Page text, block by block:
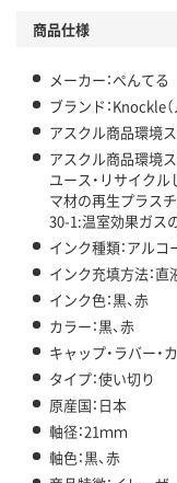
商品仕様
メーカー：ぺんてる
ブランド：Knockle（
アスクル商品環境ス
アスクル商品環境
ユース・リサイク
マ材の再生プラス
30-1:温室効果ガス
インク種類：アル
インク充填方法：直
インク色：黒、赤
カラー：黒、赤
キャップ・ラバー・
タイプ：使い切り
原産国：日本
軸径：21ｍｍ
軸色：黒、赤